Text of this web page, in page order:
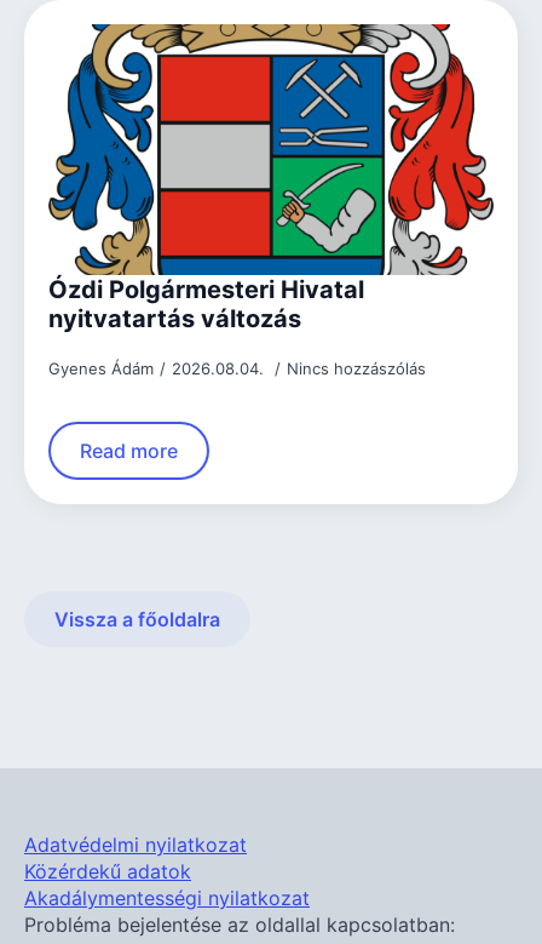
Ózdi Polgármesteri Hivatal
nyitvatartás változás
Gyenes Ádám 2026.08.04. Nincs hozzászólás
Read more
Vissza a főoldalra
Adatvédelmi nyilatkozat
Közérdekű adatok
Akadálymentességi nyilatkozat
Probléma bejelentése az oldallal kapcsolatban: